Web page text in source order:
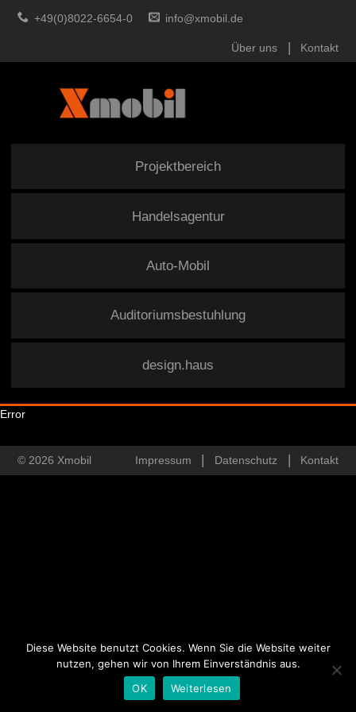
+49(0)8022-6654-0 info@xmobil.de
Über uns Kontakt
Projektbereich
Handelsagentur
Auto-Mobil
Auditoriumsbestuhlung
design.haus
Error
© 2026 Xmobil Impressum Datenschutz Kontakt
Diese Website benutzt Cookies. Wenn Sie die Website weiter
nutzen, gehen wir von Ihrem Einverständnis aus.
OK
Weiterlesen